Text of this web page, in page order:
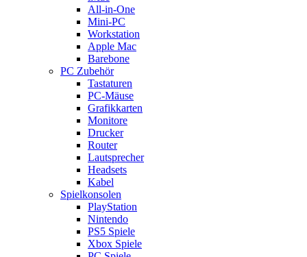
All-in-One
Mini-PC
Workstation
Apple Mac
Barebone
PC Zubehör
Tastaturen
PC-Mäuse
Grafikkarten
Monitore
Drucker
Router
Lautsprecher
Headsets
Kabel
Spielkonsolen
PlayStation
Nintendo
PS5 Spiele
Xbox Spiele